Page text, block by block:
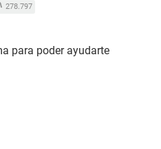
278.797
para poder ayudarte